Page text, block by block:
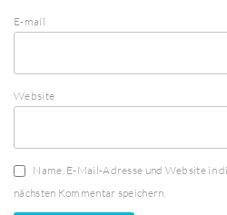
E-mail
Website
Name, E-Mail-Adresse und Website in
nächsten Kommentar speichern.